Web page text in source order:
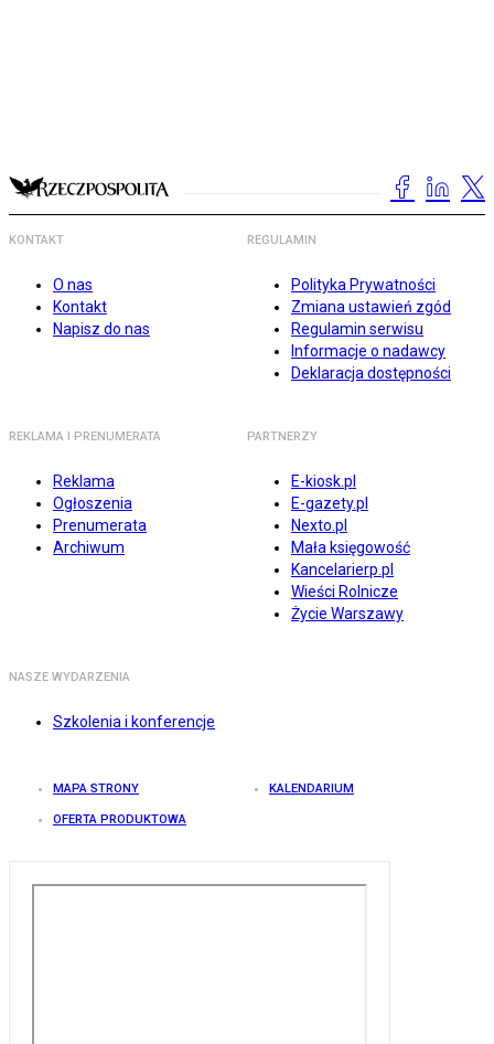
KONTAKT
O nas
Kontakt
Napisz do nas
REGULAMIN
Polityka Prywatności
Zmiana ustawień zgód
Regulamin serwisu
Informacje o nadawcy
Deklaracja dostępności
REKLAMA I PRENUMERATA
Reklama
Ogłoszenia
Prenumerata
Archiwum
PARTNERZY
E-kiosk.pl
E-gazety.pl
Nexto.pl
Mała księgowość
Kancelarierp.pl
Wieści Rolnicze
Życie Warszawy
NASZE WYDARZENIA
Szkolenia i konferencje
MAPA STRONY KALENDARIUM
OFERTA PRODUKTOWA